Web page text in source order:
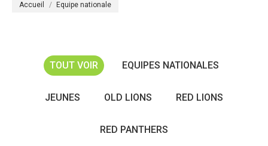
Accueil Equipe nationale
TOUT VOIR EQUIPES NATIONALES
JEUNES OLD LIONS RED LIONS
RED PANTHERS